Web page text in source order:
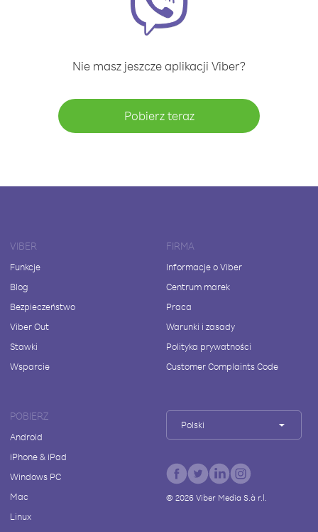
Nie masz jeszcze aplikacji Viber?
Pobierz teraz
VIBER
Funkcje
Blog
Bezpieczeństwo
Viber Out
Stawki
Wsparcie
FIRMA
Informacje o Viber
Centrum marek
Praca
Warunki i zasady
Polityka prywatności
Customer Complaints Code
POBIERZ
Android
iPhone & iPad
Windows PC
Mac
Linux
Polski
© 2026Viber Media S.à r.l.